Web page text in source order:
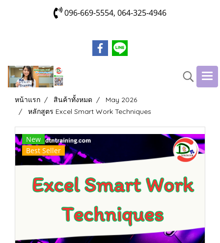
096-669-5554, 064-325-4946
หน้าแรก สินค้าทั้งหมด
May 2026
หลักสูตร Excel Smart Work Techniques
New
Best Seller